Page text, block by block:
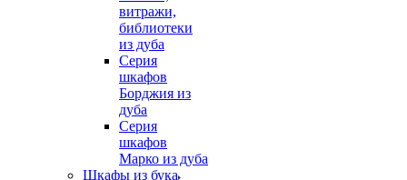
витражи,
библиотеки
из дуба
Серия
шкафов
Борджия из
дуба
Серия
шкафов
Марко из дуба
Шкафы из бука